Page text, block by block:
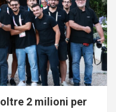
2 milioni per